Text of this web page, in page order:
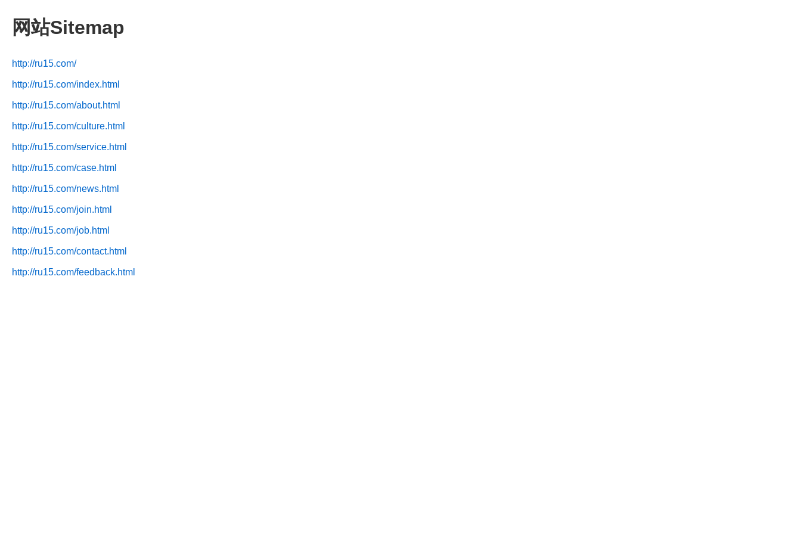
网站Sitemap
http://ru15.com/
http://ru15.com/index.html
http://ru15.com/about.html
http://ru15.com/culture.html
http://ru15.com/service.html
http://ru15.com/case.html
http://ru15.com/news.html
http://ru15.com/join.html
http://ru15.com/job.html
http://ru15.com/contact.html
http://ru15.com/feedback.html